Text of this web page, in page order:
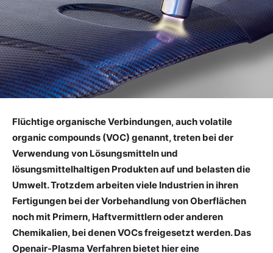
Flüchtige organische Verbindungen, auch volatile
organic compounds (VOC) genannt, treten bei der
Verwendung von Lösungsmitteln und
lösungsmittelhaltigen Produkten auf und belasten die
Umwelt. Trotzdem arbeiten viele Industrien in ihren
Fertigungen bei der Vorbehandlung von Oberflächen
noch mit Primern, Haftvermittlern oder anderen
Chemikalien, bei denen VOCs freigesetzt werden. Das
Openair-Plasma Verfahren bietet hier eine